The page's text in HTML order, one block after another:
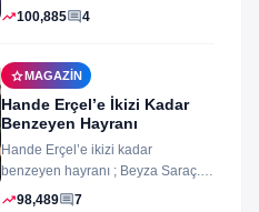
arayüz şifleri ve arayüzü farklı
trending_up100,885comment4
star MAGAZIN
Hande Erçel’e İkizi Kadar
Benzeyen Hayranı
Hande Erçel’e ikizi kadar
benzeyen hayranı ; Beyza Saraç.
Son zamanlarda Hande Erçel’e
trending_up98,489comment7